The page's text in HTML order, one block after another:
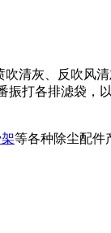
清灰、反吹风清
打各排滤袋，
等各种除尘配件